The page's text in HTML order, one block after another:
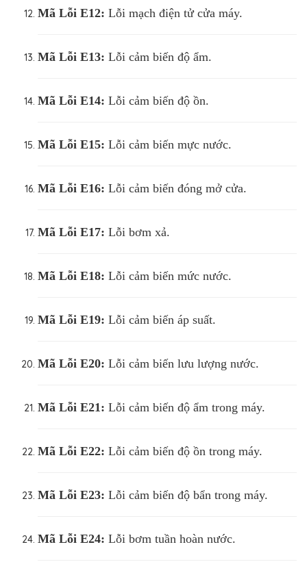
Mã Lỗi E12: Lỗi mạch điện tử cửa máy.
Mã Lỗi E13: Lỗi cảm biến độ ẩm.
Mã Lỗi E14: Lỗi cảm biến độ ồn.
Mã Lỗi E15: Lỗi cảm biến mực nước.
Mã Lỗi E16: Lỗi cảm biến đóng mở cửa.
Mã Lỗi E17: Lỗi bơm xả.
Mã Lỗi E18: Lỗi cảm biến mức nước.
Mã Lỗi E19: Lỗi cảm biến áp suất.
Mã Lỗi E20: Lỗi cảm biến lưu lượng nước.
Mã Lỗi E21: Lỗi cảm biến độ ẩm trong máy.
Mã Lỗi E22: Lỗi cảm biến độ ồn trong máy.
Mã Lỗi E23: Lỗi cảm biến độ bẩn trong máy.
Mã Lỗi E24: Lỗi bơm tuần hoàn nước.